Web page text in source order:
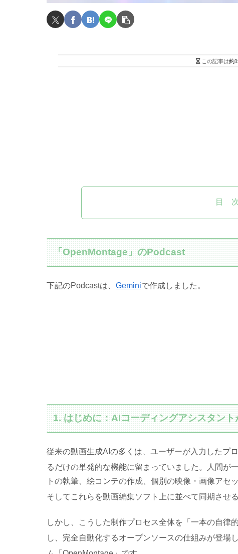
この記事は約
目
「OpenMontage」のPodcast
下記のPodcastは、 Geminiで作成しました。
1. はじめに：AIコーディングアシスタン
従来の動画生成AIの多くは、ユーザーが入力したプ
るだけの単発的な機能に留まっていました 。人間が
トの執筆、絵コンテの作成、個別の映像・画像アセ
そしてこれらを動画編集ソフト上に並べて同期させ
しかし、こうした制作プロセス全体を「一本の自律
し、完全自動化するオープンソースの仕組みが登場